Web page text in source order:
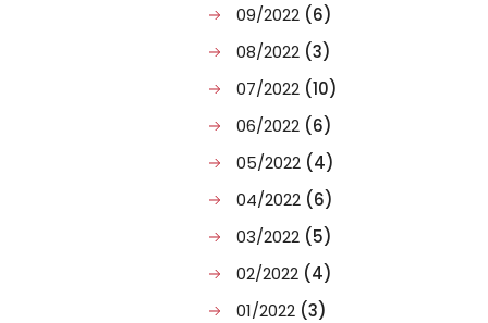
09/2022 (6)
08/2022 (3)
07/2022 (10)
06/2022 (6)
05/2022 (4)
04/2022 (6)
03/2022 (5)
02/2022 (4)
01/2022 (3)